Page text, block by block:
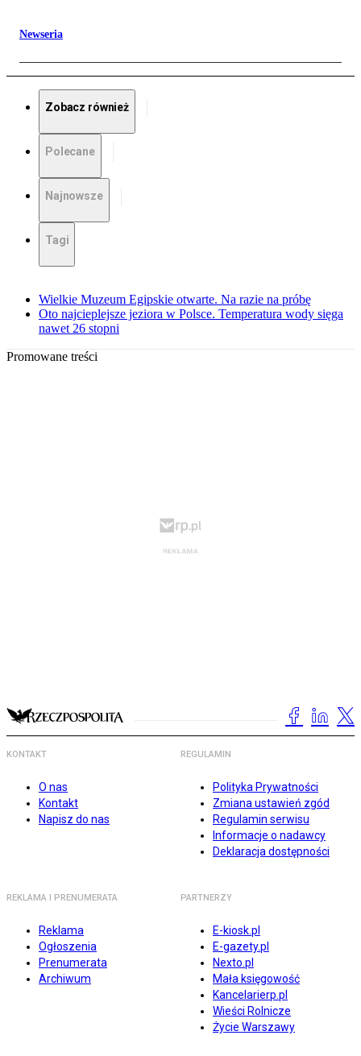
Newseria
Zobacz również
Polecane
Najnowsze
Tagi
Wielkie Muzeum Egipskie otwarte. Na razie na próbę
Oto najcieplejsze jeziora w Polsce. Temperatura wody sięga
nawet 26 stopni
Promowane treści
KONTAKT
O nas
Kontakt
Napisz do nas
REGULAMIN
Polityka Prywatności
Zmiana ustawień zgód
Regulamin serwisu
Informacje o nadawcy
Deklaracja dostępności
REKLAMA I PRENUMERATA
Reklama
Ogłoszenia
Prenumerata
Archiwum
PARTNERZY
E-kiosk.pl
E-gazety.pl
Nexto.pl
Mała księgowość
Kancelarierp.pl
Wieści Rolnicze
Życie Warszawy